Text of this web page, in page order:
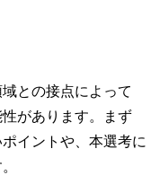
ていただき
「経営の根
能」と位置
人財の定義
との接点によって
があります。まず
イントや、本選考に